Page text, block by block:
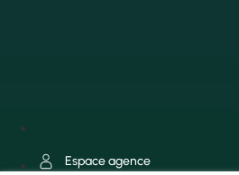
Espace agence